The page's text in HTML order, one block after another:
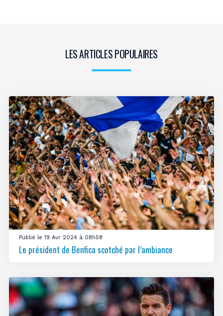
LES ARTICLES POPULAIRES
Publié le 19 Avr 2024 à 08h58
Le président de Benfica scotché par l’ambiance